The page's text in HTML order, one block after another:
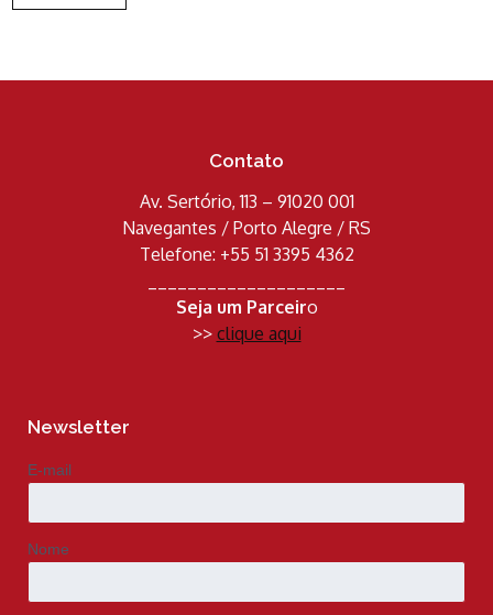
Contato
Av. Sertório, 113 – 91020 001
Navegantes / Porto Alegre / RS
Telefone: +55 51 3395 4362
Seja um Parceiro
>> clique aqui
Newsletter
E-mail
Nome